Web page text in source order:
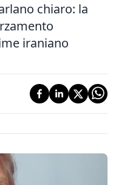
chiaro: la
iraniano